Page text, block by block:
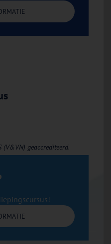
(V&VN) geaccrediteerd.